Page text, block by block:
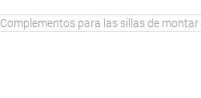
Complementos para las sillas de montar